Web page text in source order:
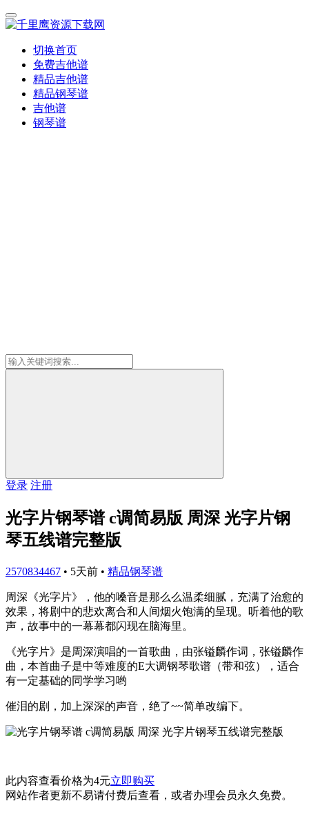
切换首页
免费吉他谱
精品吉他谱
精品钢琴谱
吉他谱
钢琴谱
登录 注册
光字片钢琴谱 c调简易版 周深 光字片钢
琴五线谱完整版
2570834467 • 5天前 • 精品钢琴谱
周深《光字片》，他的嗓音是那么么温柔细腻，充满了治愈的
效果，将剧中的悲欢离合和人间烟火饱满的呈现。听着他的歌
声，故事中的一幕幕都闪现在脑海里。
《光字片》是周深演唱的一首歌曲，由张镒麟作词，张镒麟作
曲，本首曲子是中等难度的E大调钢琴歌谱（带和弦），适合
有一定基础的同学学习哟
催泪的剧，加上深深的声音，绝了~~简单改编下。
此内容查看价格为4元立即购买
网站作者更新不易请付费后查看，或者办理会员永久免费。